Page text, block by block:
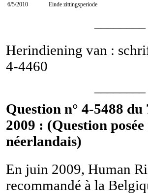
6/5/2010
Einde zittingsperiode
Herindiening van :
4-4460
Question n° 4-5488 du
2009 : (Question posée
néerlandais)
En juin 2009, Human
recommandé à la